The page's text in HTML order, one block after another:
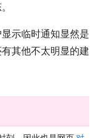
示临时通知显然是
其他不太明显的建